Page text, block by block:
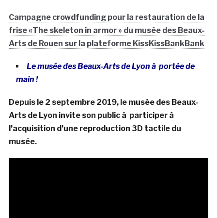
Campagne crowdfunding pour la restauration de la
frise «The skeleton in armor » du musée des Beaux-
Arts de Rouen sur la plateforme KissKissBankBank
Le musée des Beaux-Arts de Lyon à portée de
main !
Depuis le 2 septembre 2019, le musée des Beaux-
Arts de Lyon invite son public à participer à
l’acquisition d’une reproduction 3D tactile du
musée.